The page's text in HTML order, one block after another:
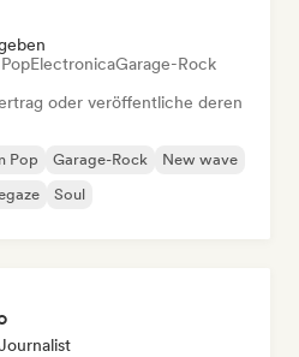
ElectronicaGarage-Rock
oder veröffentliche deren
Pop Garage-Rock
New wave
Soul